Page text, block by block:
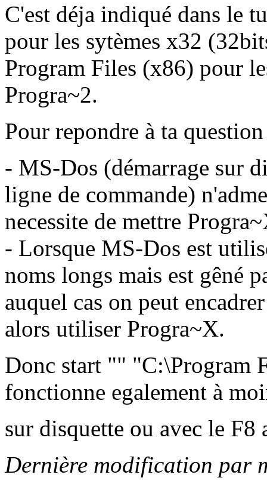
C'est déja indiqué dans le
pour les sytèmes x32
Program Files (x86) pour
Progra~2.
Pour repondre à ta
- MS-Dos (démarrage sur
ligne de commande)
necessite de mettre
- Lorsque MS-Dos est
noms longs mais est gêné
auquel cas on peut
alors utiliser Progra~X.
Donc start "" "C:\Program
fonctionne egalement à
sur disquette ou avec le
Dernière modification par